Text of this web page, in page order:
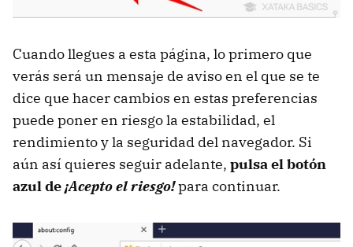
Cuando llegues a esta página, lo primero que
verás será un mensaje de aviso en el que se te
dice que hacer cambios en estas preferencias
puede poner en riesgo la estabilidad, el
rendimiento y la seguridad del navegador. Si
aún así quieres seguir adelante, pulsa el botón
azul de¡Acepto el riesgo!para continuar.